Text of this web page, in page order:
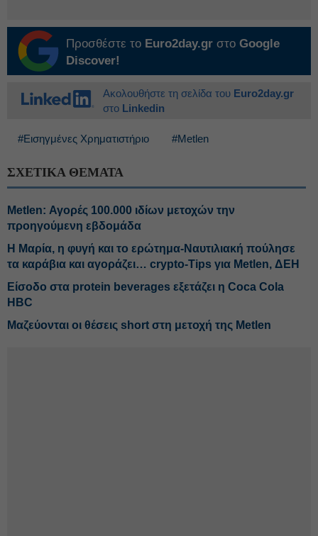
Προσθέστε το Euro2day.gr στο Google
Discover!
Ακολουθήστε τη σελίδα του Euro2day.gr
στο Linkedin
#Εισηγμένες Χρηματιστήριο #Metlen
ΣΧΕΤΙΚΑ ΘΕΜΑΤΑ
Metlen: Αγορές 100.000 ιδίων μετοχών την
προηγούμενη εβδομάδα
Η Μαρία, η φυγή και το ερώτημα-Ναυτιλιακή πούλησε
τα καράβια και αγοράζει… crypto-Tips για Metlen, ΔΕΗ
Είσοδο στα protein beverages εξετάζει η Coca Cola
HBC
Μαζεύονται οι θέσεις short στη μετοχή της Metlen